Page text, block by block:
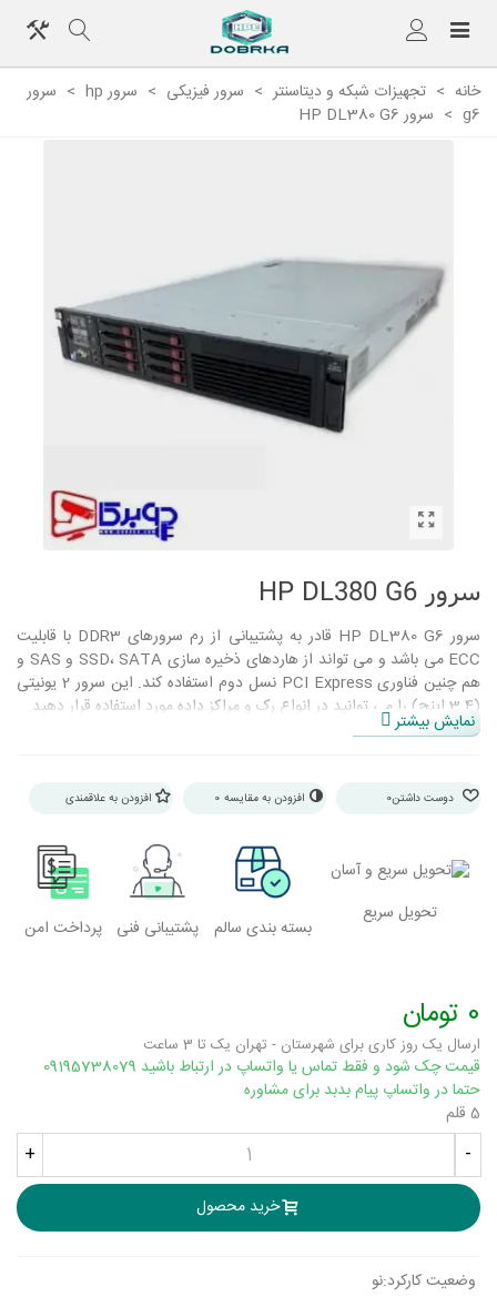
خانه > تجهیزات شبکه و دیتاسنتر > سرور فیزیکی > سرور hp > سرور
g6
> سرور HP DL380 G6
سرور HP DL380 G6
سرور HP DL380 G6 قادر به پشتیبانی از رم سرورهای DDR3 با قابلیت
ECC می باشد و می تواند از هاردهای ذخیره سازی SSD، SATA و SAS و
هم چنین فناوری PCI Express نسل دوم استفاده کند. این سرور 2 یونیتی
(3.4 اینچ) را می توانید در انواع رک و مراکز داده مورد استفاده قرار دهید.
نمایش بیشتر
دوست داشتن0 افزودن به مقایسه 0 افزودن به علاقمندی
تحویل سریع
بسته بندی سالم پشتیبانی فنی پرداخت امن
0 تومان
ارسال یک روز کاری برای شهرستان - تهران یک تا 3 ساعت
قیمت چک شود و فقط تماس یا واتساپ در ارتباط باشید 09195738079
حتما در واتساپ پیام بدبد برای مشاوره
5 قلم
-
+
خرید محصول
وضعیت کارکرد:نو